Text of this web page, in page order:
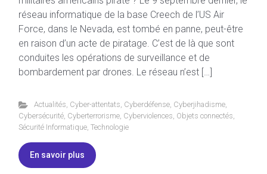
réseau informatique de la base Creech de l’US Air
Force, dans le Nevada, est tombé en panne, peut-être
en raison d’un acte de piratage. C’est de là que sont
conduites les opérations de surveillance et de
bombardement par drones. Le réseau n’est […]
Actualités Cyber-attentats Cyberdéfense, Cyberjihadisme,
Cybersécurité Cyberterrorisme Cyberviolences Objets connectés
Sécurité Informatique Technologie
En savoir plus